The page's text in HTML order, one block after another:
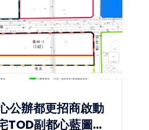
公辦都更招商啟動
TOD副都心藍圖正